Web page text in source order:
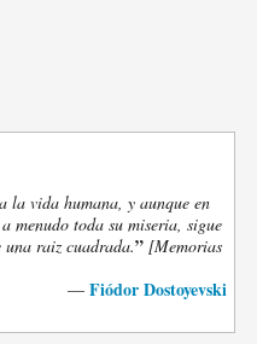
la vida humana, y aunque en
menudo toda su miseria, sigue
una raiz cuadrada.” [Memorias
— Fiódor Dostoyevski